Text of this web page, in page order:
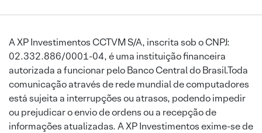
A XP Investimentos CCTVM S/A, inscrita sob o CNPJ:
02.332.886/0001-04, é uma instituição financeira
autorizada a funcionar pelo Banco Central do Brasil.Toda
comunicação através de rede mundial de computadores
está sujeita a interrupções ou atrasos, podendo impedir
ou prejudicar o envio de ordens ou a recepção de
informações atualizadas. A XP Investimentos exime-se de